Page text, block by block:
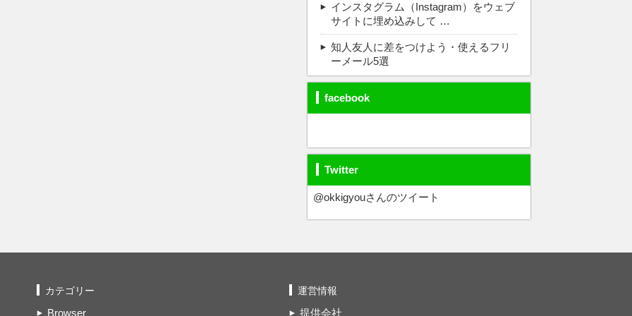
インスタグラム（Instagram）をウェブ
サイトに埋め込みして …
知人友人に差をつけよう・使えるフリ
ーメール5選
facebook
Twitter
@okkigyouさんのツイート
カテゴリー
Browser
運営情報
提供会社